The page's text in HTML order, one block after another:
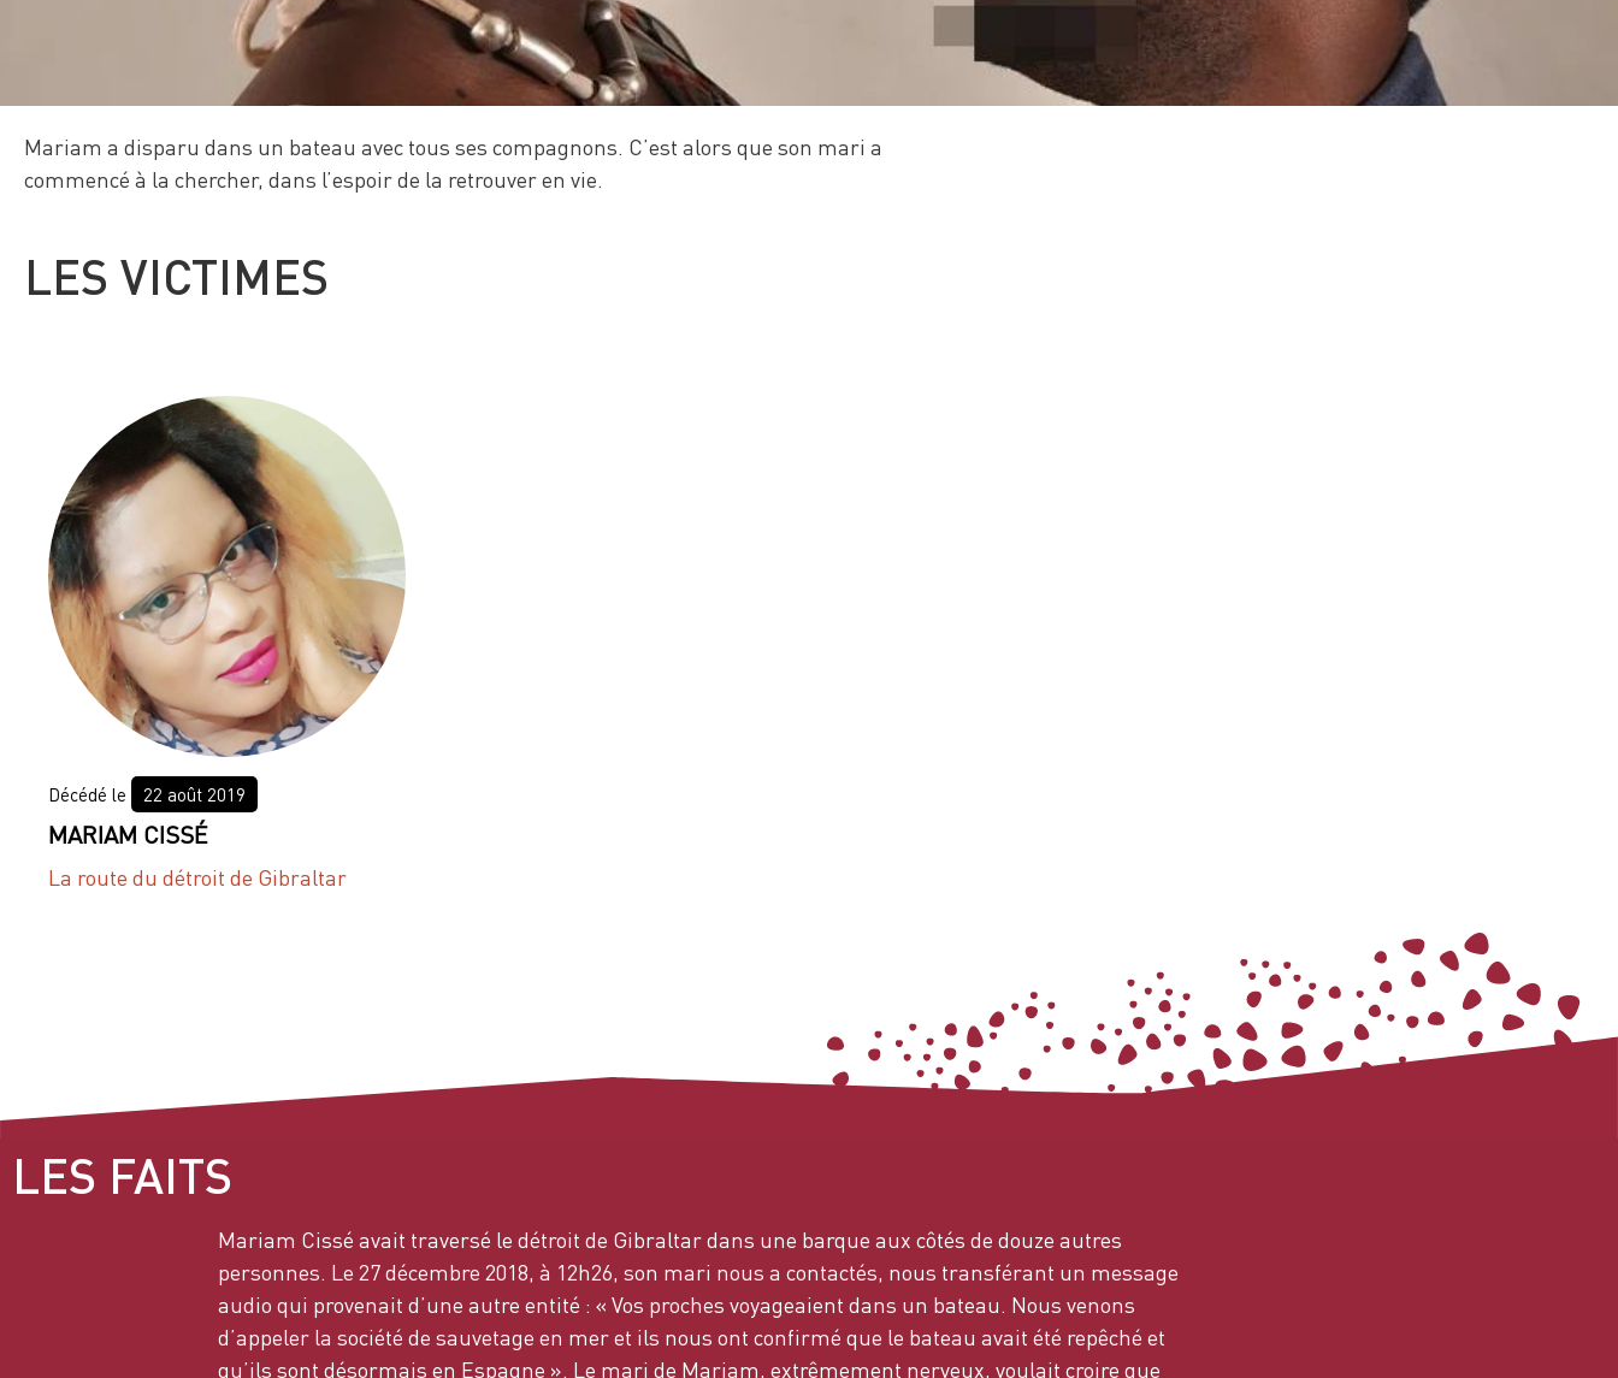
Mariam a disparu dans un bateau avec tous ses compagnons. C’est alors que son mari a
commencé à la chercher, dans l’espoir de la retrouver en vie.
LES VICTIMES
22 août 2019
MARIAM CISSÉ
La route du détroit de Gibraltar
LES FAITS
Mariam Cissé avait traversé le détroit de Gibraltar dans une barque aux côtés de douze autres
personnes. Le 27 décembre 2018, à 12h26, son mari nous a contactés, nous transférant un message
audio qui provenait d’une autre entité : « Vos proches voyageaient dans un bateau. Nous venons
d’appeler la société de sauvetage en mer et ils nous ont confirmé que le bateau avait été repêché et
qu’ils sont désormais en Espagne ». Le mari de Mariam, extrêmement nerveux, voulait croire que